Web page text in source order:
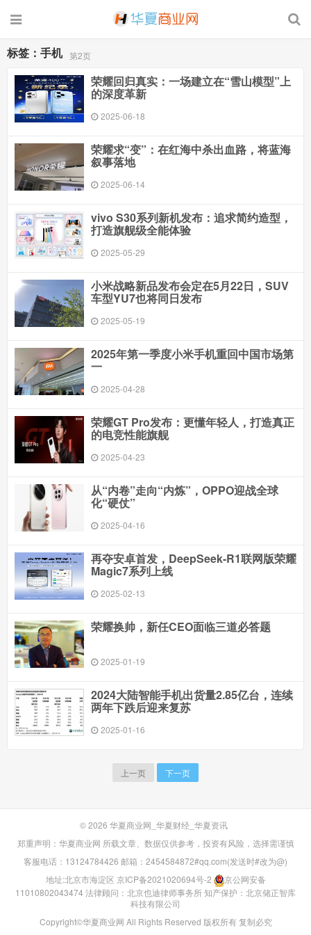
标签：手机 第2页
荣耀回归真实：一场建立在“雪山模型”上
的深度革新
2025-06-18
荣耀求“变”：在红海中杀出血路，将蓝海
叙事落地
2025-06-14
vivo S30系列新机发布：追求简约造型，
打造旗舰级全能体验
2025-05-29
小米战略新品发布会定在5月22日，SUV
车型YU7也将同日发布
2025-05-19
2025年第一季度小米手机重回中国市场第
一
2025-04-28
荣耀GT Pro发布：更懂年轻人，打造真正
的电竞性能旗舰
2025-04-23
从“内卷”走向“内炼”，OPPO迎战全球
化“硬仗”
2025-04-16
再夺安卓首发，DeepSeek-R1联网版荣耀
Magic7系列上线
2025-02-13
荣耀换帅，新任CEO面临三道必答题
2025-01-19
2024大陆智能手机出货量2.85亿台，连续
两年下跌后迎来复苏
2025-01-16
上一页 下一页
© 2026 华夏商业网_华夏财经_华夏资讯
郑重声明：华夏商业网 所载文章、数据仅供参考，投资有风险，选择需谨慎
客服电话：13124784426 邮箱：2454584872#qq.com(发送时#改为@)
地址:北京市海淀区 京ICP备2021020694号-2
京公网安备
11010802043474 法律顾问：北京也迪律师事务所知产保护：北京储正智库
科技有限公司
Copyright©华夏商业网 All Rights Reserved 版权所有 复制必究